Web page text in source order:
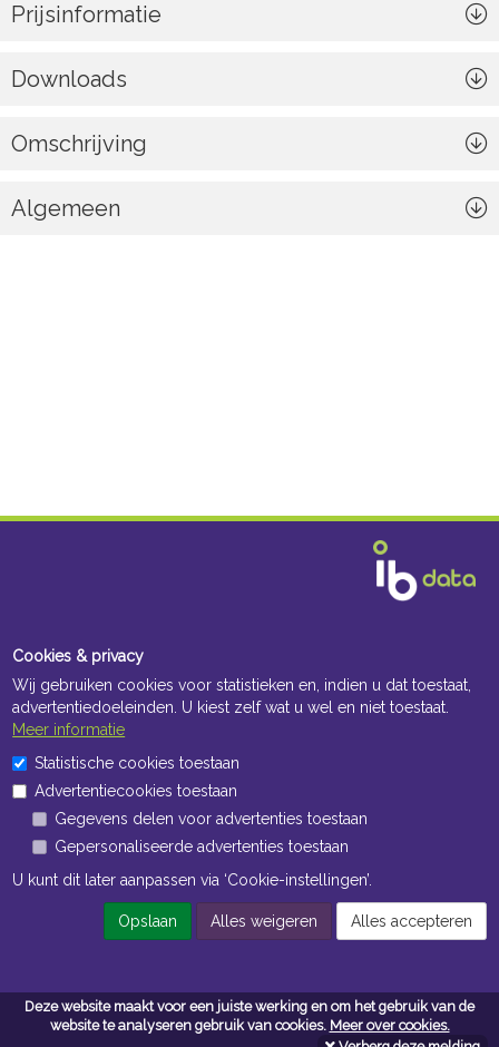
Deze website maakt voor een juiste werking en om het gebruik van de
website te analyseren gebruik van cookies. Meer over cookies.
Prijsinformatie
Downloads
Omschrijving
Algemeen
Openingstijden Kantoor
ma t/m vr 8:30 uur tot 17:00 uur
Openingstijden Magazijn
ma t/m vr 7:00 uur tot 16:30 uur
Algemene voorwaarden
Cookies & privacy
Wij gebruiken cookies voor statistieken en, indien u dat toestaat,
advertentiedoeleinden. U kiest zelf wat u wel en niet toestaat.
Meer informatie
Statistische cookies toestaan
Advertentiecookies toestaan
Gegevens delen voor advertenties toestaan
Gepersonaliseerde advertenties toestaan
U kunt dit later aanpassen via ‘Cookie-instellingen’.
Opslaan Alles weigeren Alles accepteren